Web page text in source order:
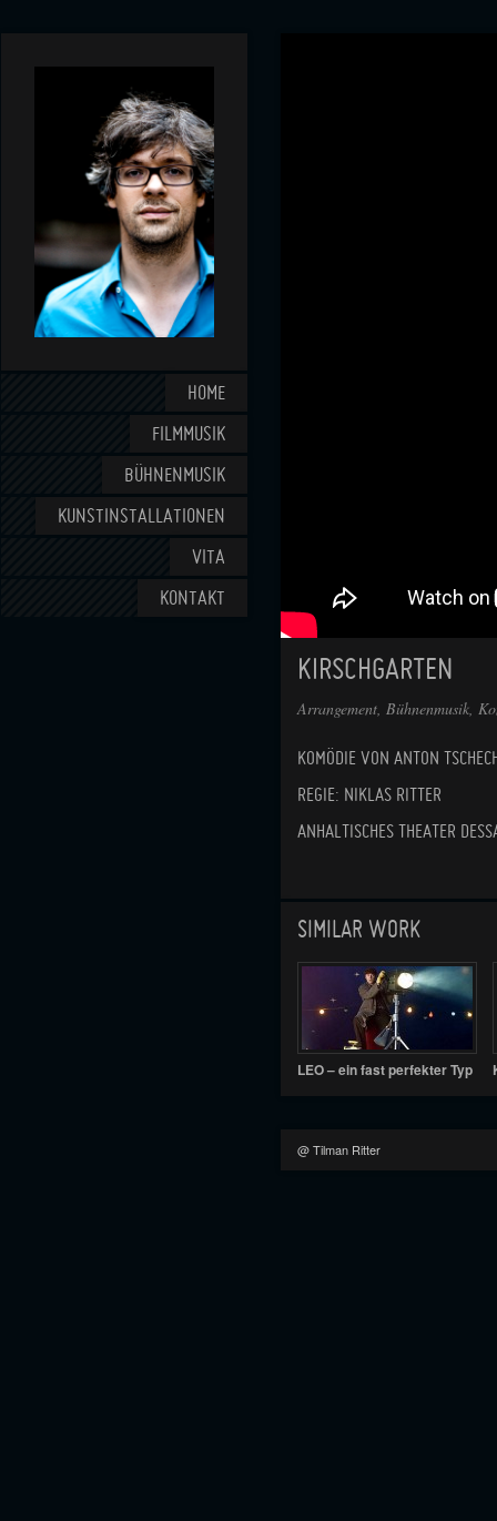
HOME
FILMMUSIK
BÜHNENMUSIK
KUNSTINSTALLATIONEN
VITA
KONTAKT
KIRSCHGARTEN
Arrangement, Bühnenmusik,
KOMÖDIE VON ANTON
REGIE: NIKLAS RITTER
ANHALTISCHES THEATER
SIMILAR WORK
LEO – ein fast perfekter Typ
@ Tilman Ritter